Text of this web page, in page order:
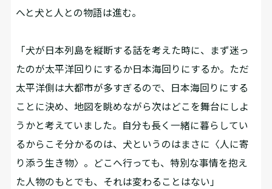
へと犬と人との物語は進む。
「犬が日本列島を縦断する話を考えた時に、まず迷っ
たのが太平洋回りにするか日本海回りにするか。ただ
太平洋側は大都市が多すぎるので、日本海回りにする
ことに決め、地図を眺めながら次はどこを舞台にしよ
うかと考えていました。自分も長く一緒に暮らしてい
るからこそ分かるのは、犬というのはまさに〈人に寄
り添う生き物〉。どこへ行っても、特別な事情を抱え
た人物のもとでも、それは変わることはない」